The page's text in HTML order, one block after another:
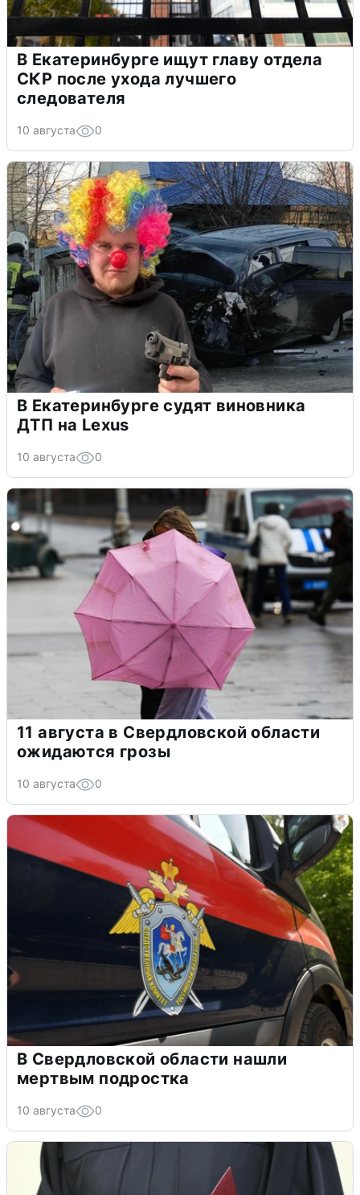
В Екатеринбурге ищут главу отдела
СКР после ухода лучшего
следователя
10 августа 0
В Екатеринбурге судят виновника
ДТП на Lexus
10 августа 0
11 августа в Свердловской области
ожидаются грозы
10 августа 0
В Свердловской области нашли
мертвым подростка
10 августа 0